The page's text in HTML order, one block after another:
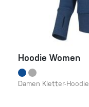
Hoodie Women
Damen Kletter-Hoodie